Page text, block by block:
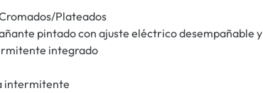
Plateados
pintado con ajuste eléctrico desempañable y
integrado
intermitente